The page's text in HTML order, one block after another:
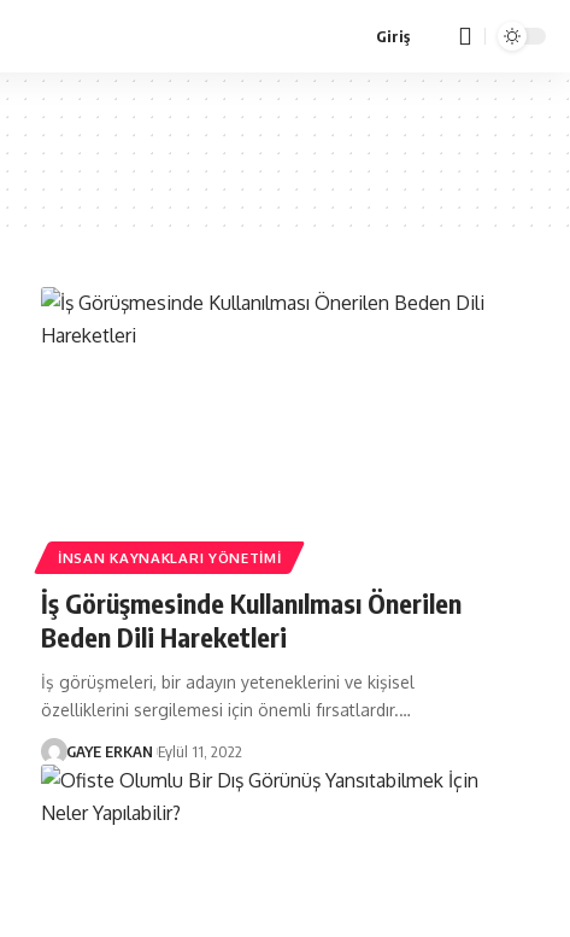
Giriş
İNSAN KAYNAKLARI YÖNETIMI
İş Görüşmesinde Kullanılması Önerilen
Beden Dili Hareketleri
İş görüşmeleri, bir adayın yeteneklerini ve kişisel
özelliklerini sergilemesi için önemli fırsatlardır.…
GAYE ERKAN Eylül 11, 2022